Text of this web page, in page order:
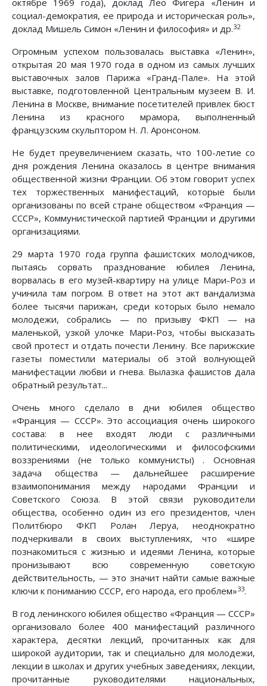
октябре 1969 года), доклад Лео Фигера «Ленин и
социал-демократия, ее природа и историческая роль»,
доклад Мишель Симон «Ленин и философия» и др.32
Огромным успехом пользовалась выставка «Ленин»,
открытая 20 мая 1970 года в одном из самых лучших
выставочных залов Парижа «Гранд-Пале». На этой
выставке, подготовленной Центральным музеем В. И.
Ленина в Москве, внимание посетителей привлек бюст
Ленина из красного мрамора, выполненный
французским скульптором Н. Л. Аронсоном.
Не будет преувеличением сказать, что 100-летие со
дня рождения Ленина оказалось в центре внимания
общественной жизни Франции. Об этом говорит успех
тех торжественных манифестаций, которые были
организованы по всей стране обществом «Франция —
СССР», Коммунистической партией Франции и другими
организациями.
29 марта 1970 года группа фашистских молодчиков,
пытаясь сорвать празднование юбилея Ленина,
ворвалась в его музей-квартиру на улице Мари-Роз и
учинила там погром. В ответ на этот акт вандализма
более тысячи парижан, среди которых было немало
молодежи, собрались — по призыву ФКП — на
маленькой, узкой улочке Мари-Роз, чтобы высказать
свой протест и отдать почести Ленину. Все парижские
газеты поместили материалы об этой волнующей
манифестации любви и гнева. Вылазка фашистов дала
обратный результат...
Очень много сделало в дни юбилея общество
«Франция — СССР». Это ассоциация очень широкого
состава: в нее входят люди с различными
политическими, идеологическими и философскими
воззрениями (не только коммунисты) . Основная
задача общества — дальнейшее расширение
взаимопонимания между народами Франции и
Советского Союза. В этой связи руководители
общества, особенно один из его президентов, член
Политбюро ФКП Ролан Леруа, неоднократно
подчеркивали в своих выступлениях, что «шире
познакомиться с жизнью и идеями Ленина, которые
пронизывают всю современную советскую
действительность, — это значит найти самые важные
ключи к пониманию СССР, его народа, его проблем»33.
В год ленинского юбилея общество «Франция — СССР»
организовало более 400 манифестаций различного
характера, десятки лекций, прочитанных как для
широкой аудитории, так и специально для молодежи,
лекции в школах и других учебных заведениях, лекции,
прочитанные руководителями национальных,